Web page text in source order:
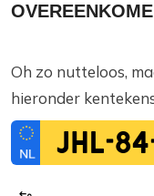
Oh zo nutteloos,
hieronder
JHL-